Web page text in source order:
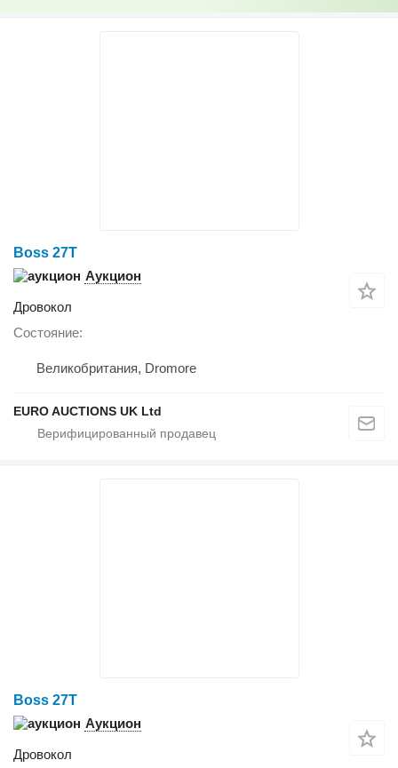
Boss 27T
Аукцион
Дровокол
Состояние
Великобритания, Dromore
EURO AUCTIONS UK Ltd
Boss 27T
Аукцион
Дровокол